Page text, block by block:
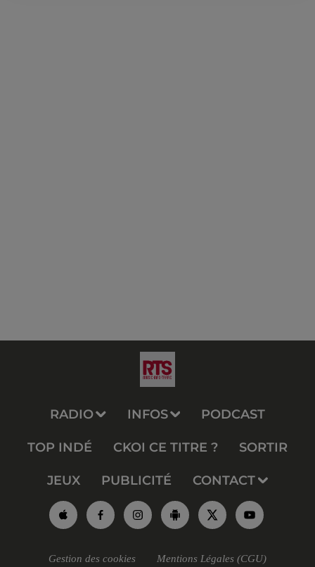
RADIO INFOS PODCAST
TOP INDÉ CKOI CE TITRE ? SORTIR
JEUX PUBLICITÉ CONTACT
Gestion des cookies Mentions Légales (CGU)